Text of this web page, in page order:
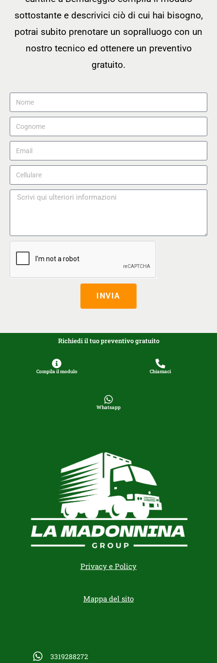
sottostante e descrivici ciò di cui hai bisogno,
potrai subito prenotare un sopralluogo con un
nostro tecnico ed ottenere un preventivo
gratuito.
INVIA
Richiedi il tuo preventivo gratuito
Compila il modulo Chiamaci
Whatsapp
Privacy e Policy
Mappa del sito
3319288272